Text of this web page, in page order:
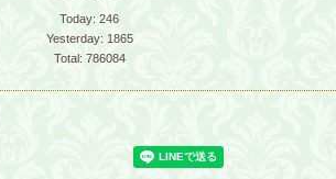
Today: 246
Yesterday: 1865
Total: 786084